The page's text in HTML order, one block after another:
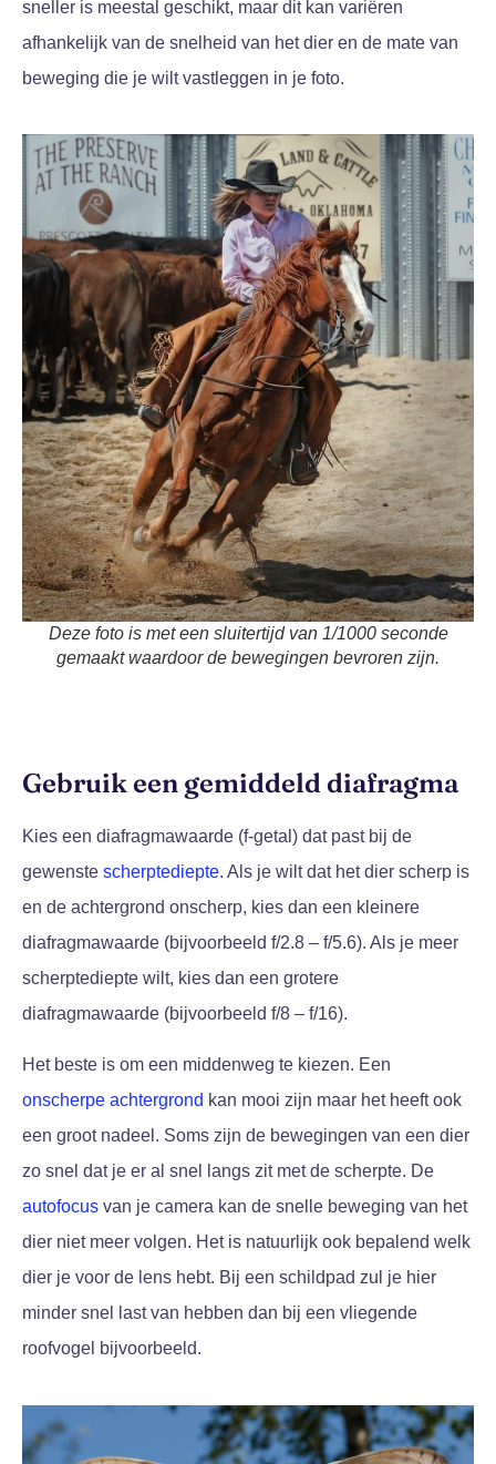
sneller is meestal geschikt, maar dit kan variëren
afhankelijk van de snelheid van het dier en de mate van
beweging die je wilt vastleggen in je foto.
Deze foto is met een sluitertijd van 1/1000 seconde
gemaakt waardoor de bewegingen bevroren zijn.
Gebruik een gemiddeld diafragma
Kies een diafragmawaarde (f-getal) dat past bij de
gewenste scherptediepte. Als je wilt dat het dier scherp is
en de achtergrond onscherp, kies dan een kleinere
diafragmawaarde (bijvoorbeeld f/2.8 – f/5.6). Als je meer
scherptediepte wilt, kies dan een grotere
diafragmawaarde (bijvoorbeeld f/8 – f/16).
Het beste is om een middenweg te kiezen. Een
onscherpe achtergrond kan mooi zijn maar het heeft ook
een groot nadeel. Soms zijn de bewegingen van een dier
zo snel dat je er al snel langs zit met de scherpte. De
autofocus van je camera kan de snelle beweging van het
dier niet meer volgen. Het is natuurlijk ook bepalend welk
dier je voor de lens hebt. Bij een schildpad zul je hier
minder snel last van hebben dan bij een vliegende
roofvogel bijvoorbeeld.